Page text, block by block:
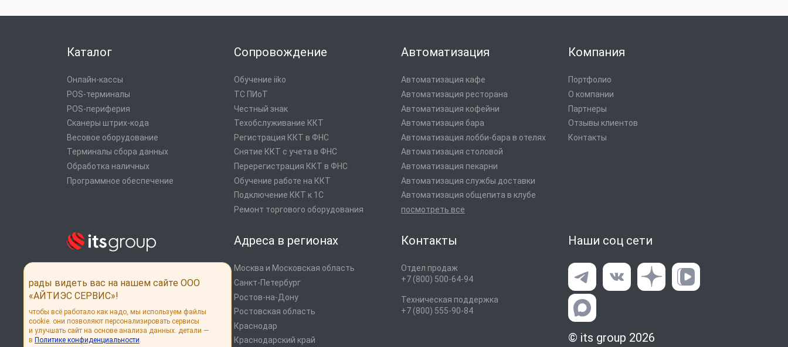
рынка
Дистрибуция POS оборудования
Россия, г. Москва, ул. Выборгская, 16,
стр. 1
Контакты
Отдел продаж
+7 (800) 500-64-94
Техническая поддержка
+7 (800) 555-90-84
Адреса в регионах
Москва и Московская область
Санкт-Петербург
Ростов-на-Дону
Ростовская область
Краснодар
Краснодарский край
Каталог
Онлайн-кассы
POS-терминалы
POS-периферия
Сканеры штрих-кода
Весовое оборудование
Терминалы сбора данных
Обработка наличных
Программное обеспечение
Сопровождение
Обучение iiko
ТС ПИоТ
Честный знак
Техобслуживание ККТ
Регистрация ККТ в ФНС
Снятие ККТ с учета в ФНС
Перерегистрация ККТ в ФНС
Обучение работе на ККТ
Подключение ККТ к 1С
Ремонт торгового оборудования
Автоматизация
Автоматизация кафе
Автоматизация ресторана
Автоматизация кофейни
Автоматизация бара
Автоматизация лобби-бара в отелях
Автоматизация столовой
Автоматизация пекарни
Автоматизация службы доставки
Автоматизация общепита в клубе
посмотреть все
Компания
Портфолио
О компании
Партнеры
Отзывы клиентов
Контакты
Наши соц сети
© its group 2026
рады видеть вас на нашем сайте ООО
«АЙТИЭС СЕРВИС»!
чтобы всё работало как надо, мы используем файлы
cookie. они позволяют персонализировать сервисы
и улучшать сайт на основе анализа данных. детали —
в Политике конфиденциальности.